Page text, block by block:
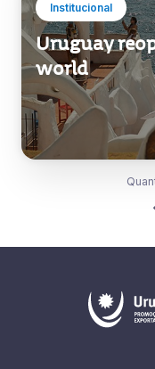
Institucional
Uruguay
world